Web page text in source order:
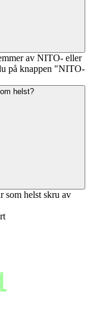
av NITO- eller
på knappen "NITO-
helst?
som helst skru av